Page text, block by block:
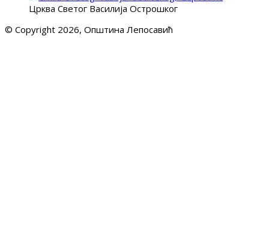
Црква Светог Василија Острошког
© Copyright 2026, Општина Лепосавић